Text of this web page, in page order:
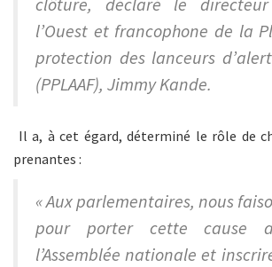
l’Ouest et francophone de la
protection des lanceurs
(PPLAAF), Jimmy Kande.
Il a, à cet égard, déterminé le rôle de
prenantes :
« Aux parlementaires, nous
pour porter cette cause
l’Assemblée nationale et